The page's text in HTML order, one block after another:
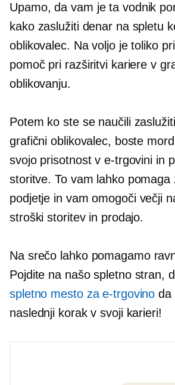
Upamo, da vam je ta vodnik
kako zaslužiti denar na spletu
oblikovalec. Na voljo je toliko
pomoč pri razširitvi kariere v
oblikovanju.
Potem ko ste se naučili
grafični oblikovalec, boste
svojo prisotnost v e-trgovini in
storitve. To vam lahko pomaga
podjetje in vam omogoči večji
stroški storitev in prodajo.
Na srečo lahko pomagamo
Pojdite na našo spletno stran,
spletno mesto za e-trgovino da
naslednji korak v svoji karieri!